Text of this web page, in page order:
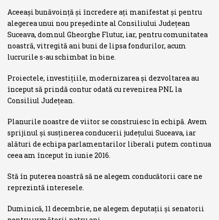
Aceeași bunăvoință și încredere ați manifestat și pentru
alegerea unui nou președinte al Consiliului Județean
Suceava, domnul Gheorghe Flutur, iar, pentru comunitatea
noastră, vitregită ani buni de lipsa fondurilor, acum
lucrurile s-au schimbat în bine.
Proiectele, investițiile, modernizarea și dezvoltarea au
început să prindă contur odată cu revenirea PNL la
Consiliul Județean.
Planurile noastre de viitor se construiesc în echipă. Avem
sprijinul și susținerea conducerii județului Suceava, iar
alături de echipa parlamentarilor liberali putem continua
ceea am început în iunie 2016.
Stă în puterea noastră să ne alegem conducătorii care ne
reprezintă interesele.
Duminică, 11 decembrie, ne alegem deputații și senatorii